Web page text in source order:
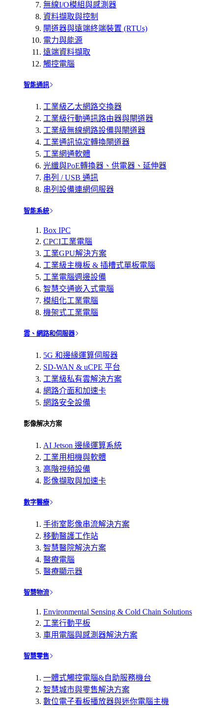
無線I/O模組與感測器
資料擷取與控制
閘道器與遠端終端裝置 (RTUs)
電力與能源
遠端資料擷取
觸控電腦
智能通訊
工業級乙太網路交換器
工業級行動通訊路由器與閘道器
工業級無線網路設備與閘道器
工業通訊協定轉換閘道器
工業網通軟體
光纖與PoE轉換器、供電器、延伸器
串列 / USB 通訊
串列設備連網伺服器
智能系統
Box IPC
CPCI工業電腦
工業GPU解決方案
工業級主機板 & 插槽式單板電腦
工業電腦週邊設備
智慧交通嵌入式電腦
模組化工業電腦
機架式工業電腦
雲、網路和伺服器
5G 和邊緣運算伺服器
SD-WAN & uCPE 平台
工業級私有雲解決方案
網路介面和加速卡
網路安全設備
影像解决方案
AI Jetson 邊緣運算系統
工業用相機與軟體
高階視頻設備
影像擷取與加速卡
數字醫療
手術室影像串流解決方案
移動醫護工作站
智慧醫院解決方案
醫療電腦
醫療顯示器
智慧物流
Environmental Sensing & Cold Chain Solutions
工業行動平板
車用電腦與感測器解決方案
智慧零售
一體式觸控電腦&自助服務機台
智慧城市與零售解決方案
數位電子看板播放器與迷你電腦主機